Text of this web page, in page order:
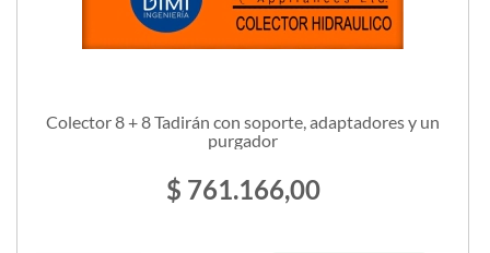
Colector 8 + 8 Tadirán con soporte, adaptadores y un
purgador
$ 761.166,00